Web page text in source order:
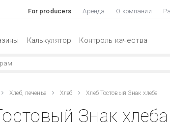
For producers Аренда О компании
Калькулятор Контроль качества
Хлеб, печенье Хлеб Хлеб Тостовый Знак хлеба
Знак